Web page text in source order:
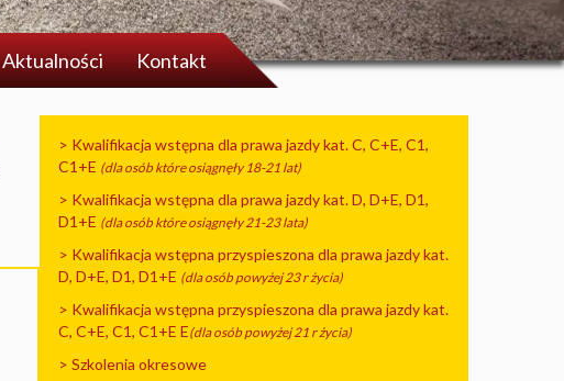
Aktualności Kontakt
> Kwalifikacja wstępna dla prawa jazdy kat. C, C+E, C1,
C1+E (dla osób które osiągnęły 18-21 lat)
> Kwalifikacja wstępna dla prawa jazdy kat. D, D+E, D1,
D1+E (dla osób które osiągnęły 21-23 lata)
> Kwalifikacja wstępna przyspieszona dla prawa jazdy kat.
D, D+E, D1, D1+E (dla osób powyżej 23 r życia)
> Kwalifikacja wstępna przyspieszona dla prawa jazdy kat.
C, C+E, C1, C1+E E(dla osób powyżej 21 r życia)
> Szkolenia okresowe